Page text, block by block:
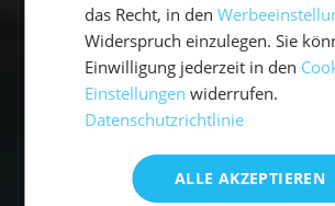
Travel Influencerin &
Claudia ist begeisterte Travel
leidenschaftliche Seglerin. Auf
teilt sie ihre besten
Revierberichte und praktisches
für dein nächstes Abenteuer auf
das Recht, in den
Widerspruch einzulegen. Sie
Einwilligung jederzeit in den
Einstellungen widerrufen.
Datenschutzrichtlinie
ALLE AKZEPTIEREN